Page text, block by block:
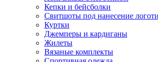
Кепки и бейсболки
Свитшоты под нанесение
Куртки
Джемперы и кардиганы
Жилеты
Вязаные комплекты